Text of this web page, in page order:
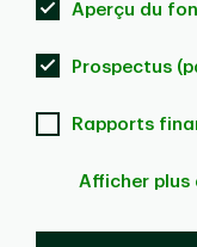
Aperçu du
Prospectus
Rapports
Afficher plus